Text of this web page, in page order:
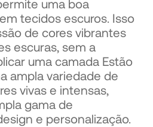
uma boa
tecidos escuros. Isso
de cores vibrantes
escuras, sem a
uma camada Estão
ampla variedade de
vivas e intensas,
gama de
e personalização.